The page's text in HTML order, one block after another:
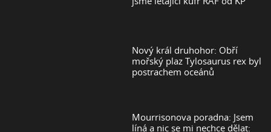
Nový král druhohor: Obří
mořský plaz Tylosaurus rex byl
postrachem oceánů
Mourrisonova poradna: Jsem
líná a nic se mi nechce dělat: